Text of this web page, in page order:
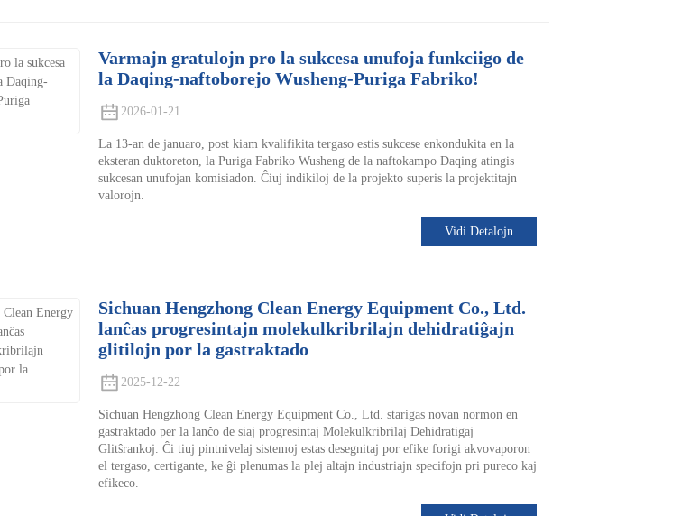
Varmajn gratulojn pro la sukcesa unufoja funkciigo de
la Daqing-naftoborejo Wusheng-Puriga Fabriko!
2026-01-21
La 13-an de januaro, post kiam kvalifikita tergaso estis sukcese enkondukita en la
eksteran duktoreton, la Puriga Fabriko Wusheng de la naftokampo Daqing atingis
sukcesan unufojan komisiadon. Ĉiuj indikiloj de la projekto superis la projektitajn
valorojn.
Vidi Detalojn
Sichuan Hengzhong Clean Energy Equipment Co., Ltd.
lanĉas progresintajn molekulkribrilajn dehidratiĝajn
glitilojn por la gastraktado
2025-12-22
Sichuan Hengzhong Clean Energy Equipment Co., Ltd. starigas novan normon en
gastraktado per la lanĉo de siaj progresintaj Molekulkribrilaj Dehidratigaj
Glitŝrankoj. Ĉi tiuj pintnivelaj sistemoj estas desegnitaj por efike forigi akvovaporon
el tergaso, certigante, ke ĝi plenumas la plej altajn industriajn specifojn pri pureco kaj
efikeco.